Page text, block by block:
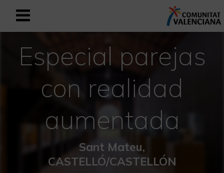
Registrarse como usuario
Registro empresarial
Español
Mediterráneo Activo-Deportivo
Mediterráneo Cultural
Mediterráneo Natural-Rural
Especial parejas
con realidad
aumentada
Sant Mateu,
CASTELLÓ/CASTELLÓN